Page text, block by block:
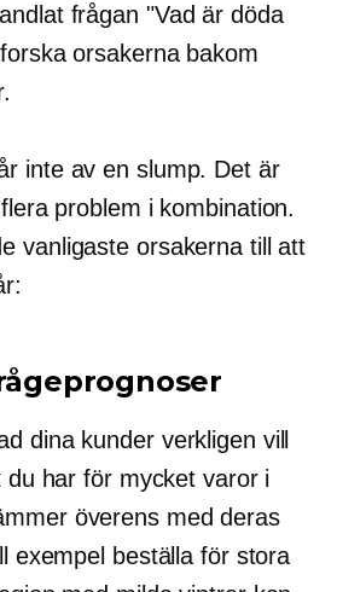
frågan "Vad är döda
orsakerna bakom
inte av en slump. Det är
problem i kombination.
vanligaste orsakerna till att
dina kunder verkligen vill
du har för mycket varor i
överens med deras
exempel beställa för stora